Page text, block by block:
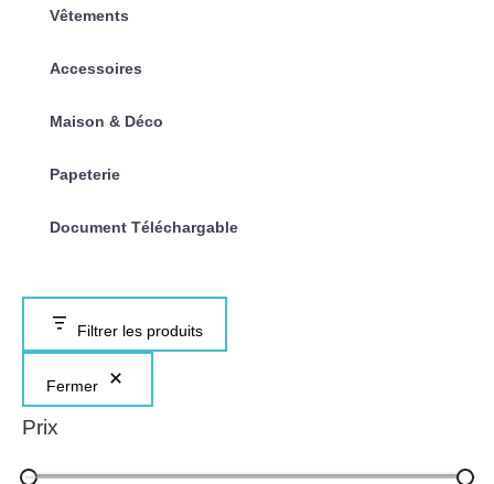
Vêtements
Accessoires
Maison & Déco
Papeterie
Document Téléchargable
Filtrer les produits
Fermer
Prix